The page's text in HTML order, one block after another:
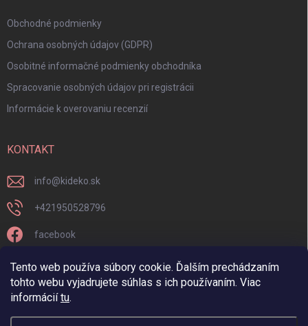
Tento web používa súbory cookie. Ďalším prechádzaním
tohto webu vyjadrujete súhlas s ich používaním. Viac
informáciítu.
Obchodné podmienky
Ochrana osobných údajov (GDPR)
Osobitné informačné podmienky obchodníka
Spracovanie osobných údajov pri registrácii
Informácie k overovaniu recenzií
KONTAKT
info@kideko.sk
+421950528796
facebook
kideko.sk/